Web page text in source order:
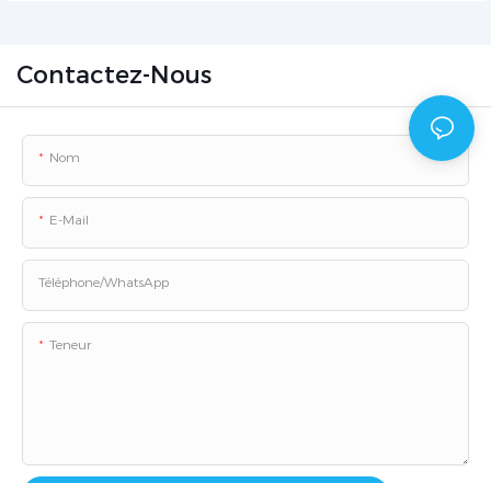
Contactez-Nous
Nom
E-Mail
Téléphone/WhatsApp
Teneur